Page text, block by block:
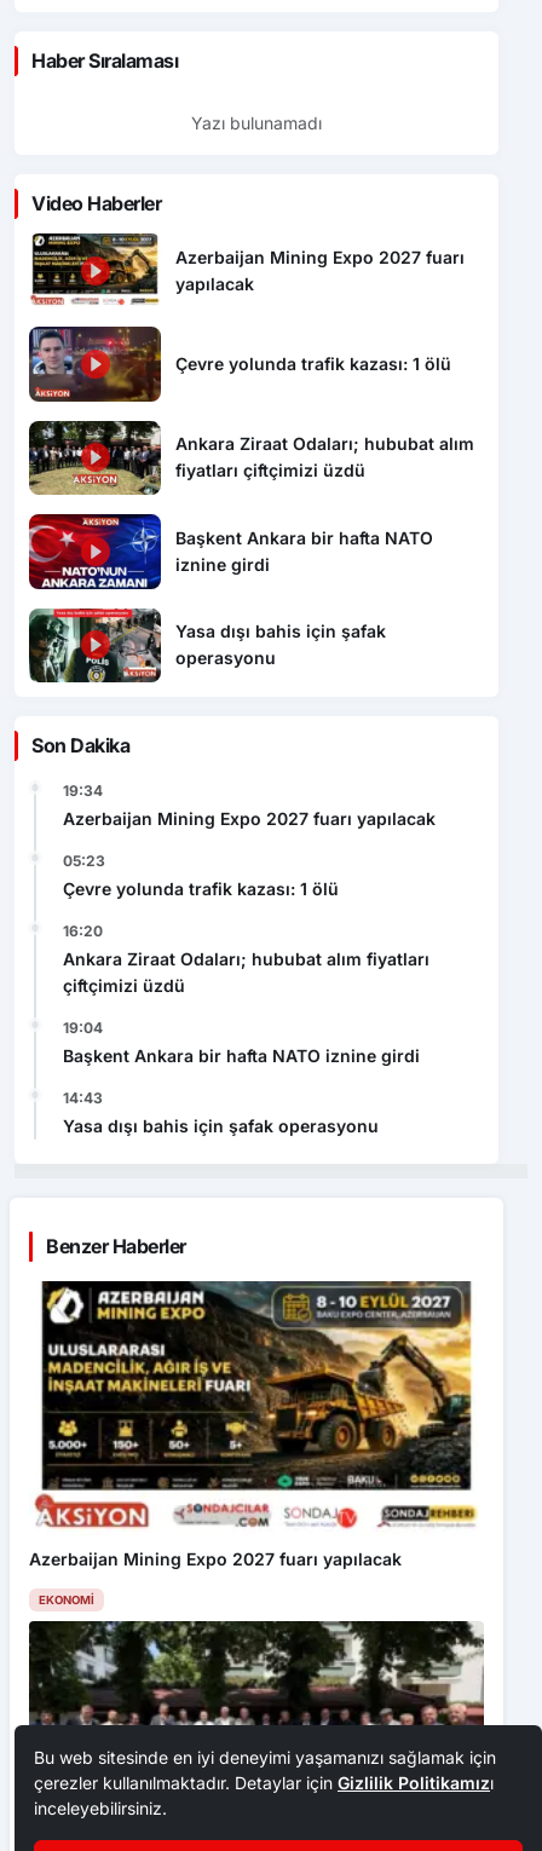
Haber Sıralaması
Yazı bulunamadı
Video Haberler
Azerbaijan Mining Expo 2027 fuarı
yapılacak
Çevre yolunda trafik kazası: 1 ölü
Ankara Ziraat Odaları; hububat alım
fiyatları çiftçimizi üzdü
Başkent Ankara bir hafta NATO
iznine girdi
Yasa dışı bahis için şafak
operasyonu
Son Dakika
19:34
Azerbaijan Mining Expo 2027 fuarı yapılacak
05:23
Çevre yolunda trafik kazası: 1 ölü
16:20
Ankara Ziraat Odaları; hububat alım fiyatları
çiftçimizi üzdü
19:04
Başkent Ankara bir hafta NATO iznine girdi
14:43
Yasa dışı bahis için şafak operasyonu
Benzer Haberler
Azerbaijan Mining Expo 2027 fuarı yapılacak
EKONOMI
Bu web sitesinde en iyi deneyimi yaşamanızı sağlamak için
çerezler kullanılmaktadır. Detaylar için Gizlilik Politikamızı
inceleyebilirsiniz.